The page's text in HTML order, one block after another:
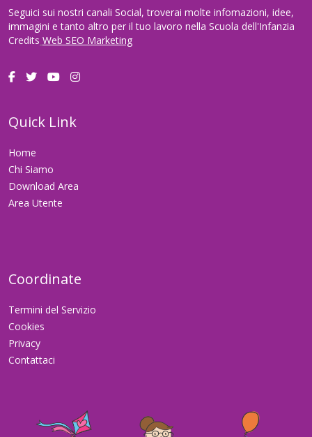
Seguici sui nostri canali Social, troverai molte infomazioni, idee,
immagini e tanto altro per il tuo lavoro nella Scuola dell'Infanzia
Credits Web SEO Marketing
Quick Link
Home
Chi Siamo
Download Area
Area Utente
Coordinate
Termini del Servizio
Cookies
Privacy
Contattaci